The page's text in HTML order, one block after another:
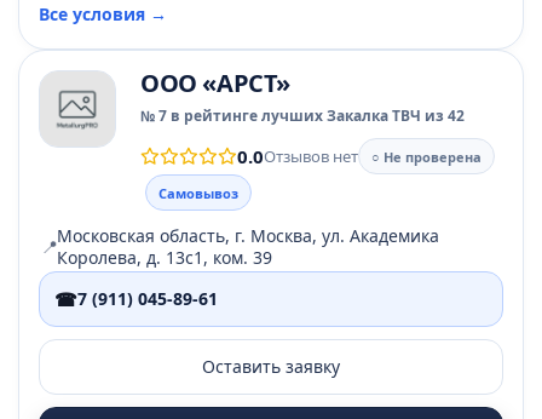
Все условия →
ООО «АРСТ»
№ 7 в рейтинге лучших Закалка ТВЧ из 42
0.0Отзывов нет
○ Не проверена
Самовывоз
📍Московская область, г. Москва, ул. Академика
Королева, д. 13с1, ком. 39
☎7 (911) 045-89-61
Оставить заявку